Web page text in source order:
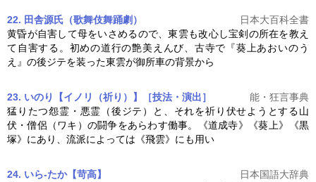
22. 田舎源氏（歌舞伎舞踊劇）
日本大百科全書
黄昏が自害して母をいさめるので、東雲も改心し宝剣の所在を教え
て自害する。初めの道行の艶美えんび、古寺で『葵上あおいのう
え』の後ジテを装った東雲が御所車の背景から
23. いのり【イノリ（祈り）】［技法・演出］
能・狂言事典
猛りたつ怨霊・悪霊（後ジテ）と、それを祈り伏せようとする山
伏・僧侶（ワキ）の闘争をあらわす働事。《道成寺》《葵上》《黒
塚》にあり、流派によっては《飛雲》にも用い
24. いら‐たか【苛高】
日本国語大辞典